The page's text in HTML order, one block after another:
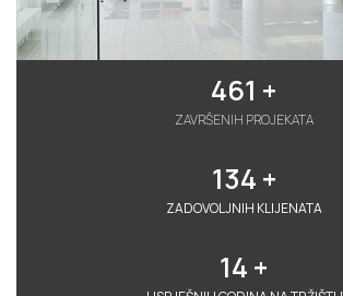
ZAVRŠENIH PROJEKATA
461 +
ZADOVOLJNIH KLIJENATA
134 +
14 +